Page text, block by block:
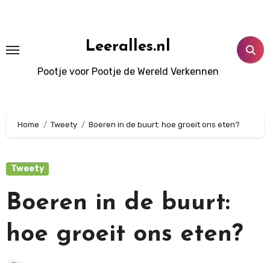
Leeralles.nl
Pootje voor Pootje de Wereld Verkennen
Home Tweety Boeren in de buurt: hoe groeit ons eten?
Tweety
Boeren in de buurt:
hoe groeit ons eten?